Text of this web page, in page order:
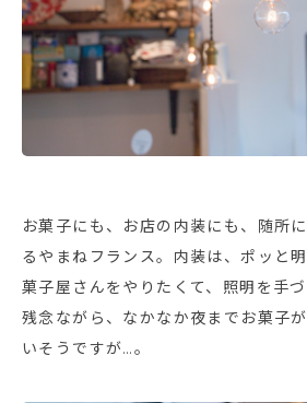
お菓子にも、お店の内装にも、随所
るやまねフランス。内装は、ポッと
菓子屋さんをやりたくて、照明を手づ
残念ながら、なかなか夜までお菓子
いそうですが…。